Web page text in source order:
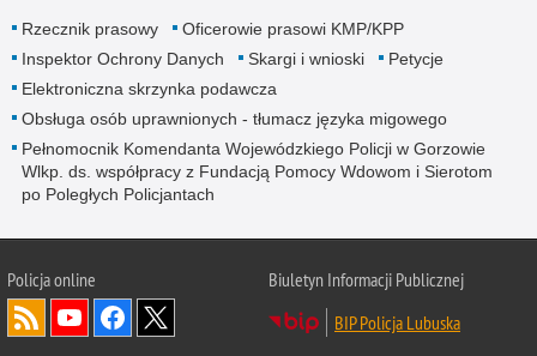
Rzecznik prasowy
Oficerowie prasowi KMP/KPP
Inspektor Ochrony Danych
Skargi i wnioski
Petycje
Elektroniczna skrzynka podawcza
Obsługa osób uprawnionych - tłumacz języka migowego
Pełnomocnik Komendanta Wojewódzkiego Policji w Gorzowie
Wlkp. ds. współpracy z Fundacją Pomocy Wdowom i Sierotom
po Poległych Policjantach
Policja online
Biuletyn Informacji Publicznej
BIP Policja Lubuska